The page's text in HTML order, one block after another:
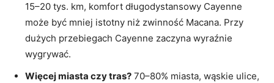
15–20 tys. km, komfort długodystansowy Cayenne
może być mniej istotny niż zwinność Macana. Przy
dużych przebiegach Cayenne zaczyna wyraźnie
wygrywać.
Więcej miasta czy tras? 70–80% miasta, wąskie ulice,